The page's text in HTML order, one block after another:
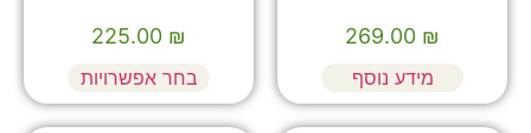
₪
מידע נוסף
₪
בחר אפשרויות